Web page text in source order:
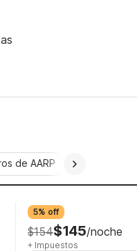
de AARP
5% off
$154$145/noche
+ Impuestos